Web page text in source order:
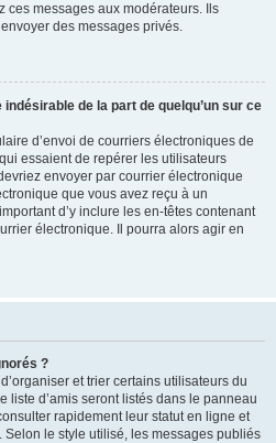
ces messages aux modérateurs. Ils
des messages privés.
de la part de quelqu’un sur ce
d’envoi de courriers électroniques de
essaient de repérer les utilisateurs
envoyer par courrier électronique
que vous avez reçu à un
d’y inclure les en-têtes contenant
électronique. Il pourra alors agir en
?
et trier certains utilisateurs du
liste d’amis seront listés dans le panneau
rapidement leur statut en ligne et
Selon le style utilisé, les messages publiés